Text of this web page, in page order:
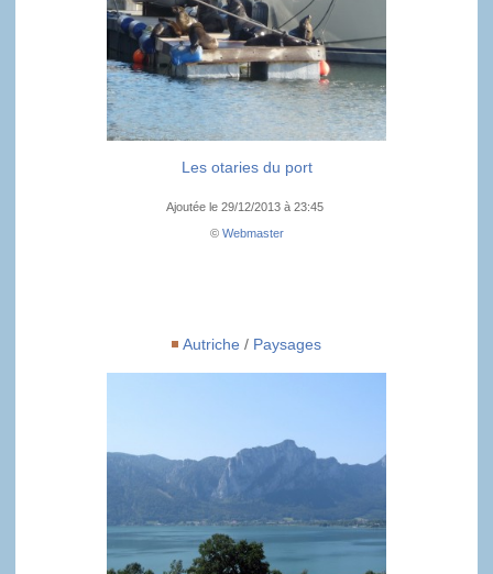
Les otaries du port
Ajoutée le 29/12/2013 à 23:45
© Webmaster
Autriche / Paysages